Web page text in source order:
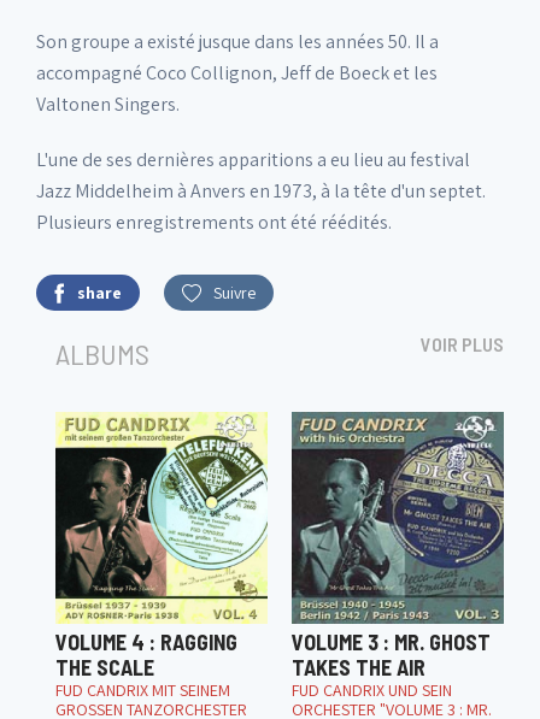
Son groupe a existé jusque dans les années 50. Il a
accompagné Coco Collignon, Jeff de Boeck et les
Valtonen Singers.
L'une de ses dernières apparitions a eu lieu au festival
Jazz Middelheim à Anvers en 1973, à la tête d'un septet.
Plusieurs enregistrements ont été réédités.
share Suivre
ALBUMS VOIR PLUS
VOLUME 4 : RAGGING
THE SCALE
FUD CANDRIX MIT SEINEM
GROSSEN TANZORCHESTER
VOLUME 3 : MR. GHOST
TAKES THE AIR
FUD CANDRIX UND SEIN
ORCHESTER "VOLUME 3 : MR.